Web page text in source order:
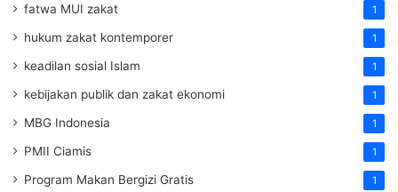
fatwa MUI zakat 1
hukum zakat kontemporer 1
keadilan sosial Islam 1
kebijakan publik dan zakat ekonomi 1
MBG Indonesia 1
PMII Ciamis 1
Program Makan Bergizi Gratis 1